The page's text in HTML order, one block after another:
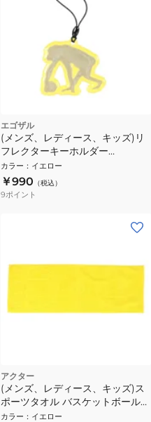
エゴザル
(メンズ、レディース、キッズ)リ
フレクターキーホルダー
EZAL99UAC007C010
カラー ： イエロー
￥990 （税込）
9ポイント
アクター
(メンズ、レディース、キッズ)ス
ポーツタオル バスケットボールコ
ート 126-019021 YE
カラー ： イエロー